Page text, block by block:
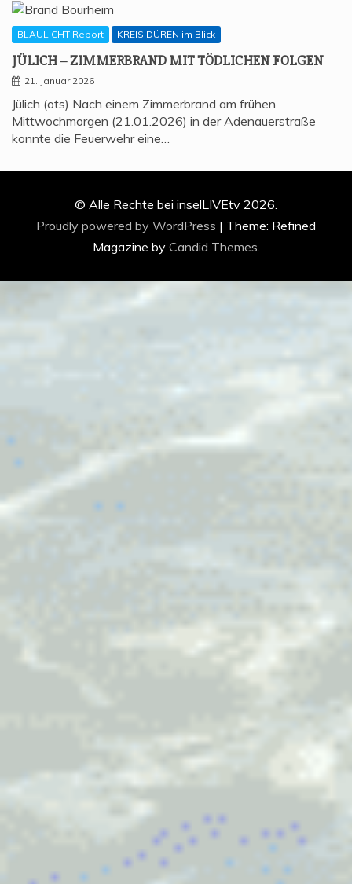
BLAULICHT Report KREIS DÜREN im Blick
JÜLICH – ZIM­MER­BRAND MIT TÖD­LI­CHEN FOLGEN
21. Januar 2026
Jülich (ots) Nach einem Zimmerbrand am frühen
Mittwochmorgen (21.01.2026) in der Adenauerstraße
konnte die Feuerwehr eine…
© Alle Rechte bei inselLIVEtv 2026.
Proudly powered by WordPress | Theme: Refined
Magazine by Candid Themes.